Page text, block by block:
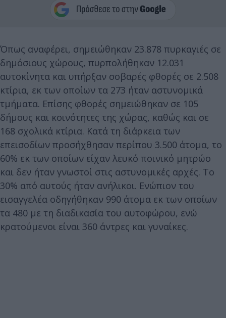
Όπως αναφέρει, σημειώθηκαν 23.878 πυρκαγιές σε
δημόσιους χώρους, πυρπολήθηκαν 12.031
αυτοκίνητα και υπήρξαν σοβαρές φθορές σε 2.508
κτίρια, εκ των οποίων τα 273 ήταν αστυνομικά
τμήματα. Επίσης φθορές σημειώθηκαν σε 105
δήμους και κοινότητες της χώρας, καθώς και σε
168 σχολικά κτίρια. Κατά τη διάρκεια των
επεισοδίων προσήχθησαν περίπου 3.500 άτομα, το
60% εκ των οποίων είχαν λευκό ποινικό μητρώο
και δεν ήταν γνωστοί στις αστυνομικές αρχές. Το
30% από αυτούς ήταν ανήλικοι. Ενώπιον του
εισαγγελέα οδηγήθηκαν 990 άτομα εκ των οποίων
τα 480 με τη διαδικασία του αυτοφώρου, ενώ
κρατούμενοι είναι 360 άντρες και γυναίκες.